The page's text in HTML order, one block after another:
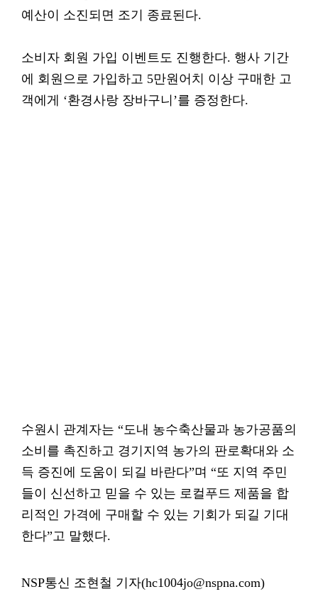
예산이 소진되면 조기 종료된다.
소비자 회원 가입 이벤트도 진행한다. 행사 기간
에 회원으로 가입하고 5만원어치 이상 구매한 고
객에게 ‘환경사랑 장바구니’를 증정한다.
수원시 관계자는 “도내 농수축산물과 농가공품의
소비를 촉진하고 경기지역 농가의 판로확대와 소
득 증진에 도움이 되길 바란다”며 “또 지역 주민
들이 신선하고 믿을 수 있는 로컬푸드 제품을 합
리적인 가격에 구매할 수 있는 기회가 되길 기대
한다”고 말했다.
NSP통신 조현철 기자(hc1004jo@nspna.com)